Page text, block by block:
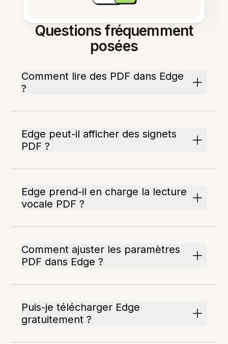
Questions fréquemment
posées
Comment lire des PDF dans Edge
?
Edge peut-il afficher des signets
PDF ?
Edge prend-il en charge la lecture
vocale PDF ?
Comment ajuster les paramètres
PDF dans Edge ?
Puis-je télécharger Edge
gratuitement ?